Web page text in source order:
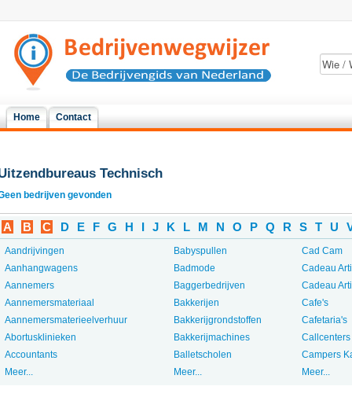
Home Contact
Technisch
bedrijven gevonden
A B C D E F G H I J K L M N O P Q R S T U
Aandrijvingen
Aanhangwagens
Aannemers
Aannemersmateriaal
Aannemersmaterieelverhuur
Abortusklinieken
Accountants
Meer...
Babyspullen
Badmode
Baggerbedrijven
Bakkerijen
Bakkerijgrondstoffen
Bakkerijmachines
Balletscholen
Meer...
Cad Cam
Cadeau
Cadeau
Cafe's
Cafetaria's
Callcenters
Campers
Meer...